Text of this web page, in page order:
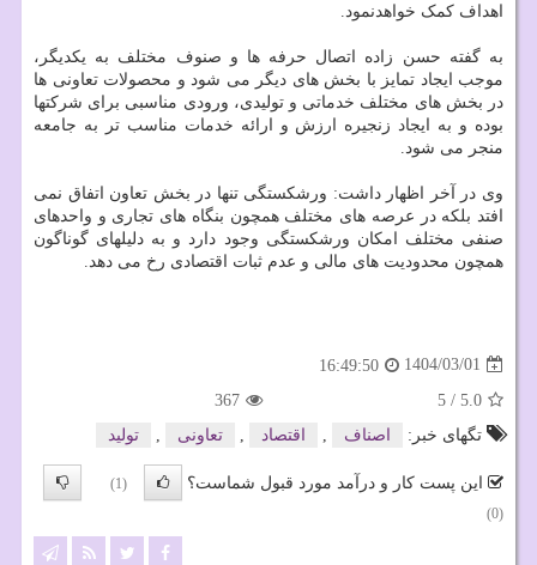
اهداف کمک خواهدنمود.
به گفته حسن زاده اتصال حرفه ها و صنوف مختلف به یکدیگر،
موجب ایجاد تمایز با بخش های دیگر می شود و محصولات تعاونی ها
در بخش های مختلف خدماتی و تولیدی، ورودی مناسبی برای شرکتها
بوده و به ایجاد زنجیره ارزش و ارائه خدمات مناسب تر به جامعه
منجر می شود.
وی در آخر اظهار داشت: ورشکستگی تنها در بخش تعاون اتفاق نمی
افتد بلکه در عرصه های مختلف همچون بنگاه های تجاری و واحدهای
صنفی مختلف امکان ورشکستگی وجود دارد و به دلیلهای گوناگون
همچون محدودیت های مالی و عدم ثبات اقتصادی رخ می دهد.
1404/03/01
16:49:50
5.0
/
5
367
تگهای خبر:
اصناف , اقتصاد , تعاونی , تولید
این پست کار و درآمد مورد قبول شماست؟
(1)
(0)